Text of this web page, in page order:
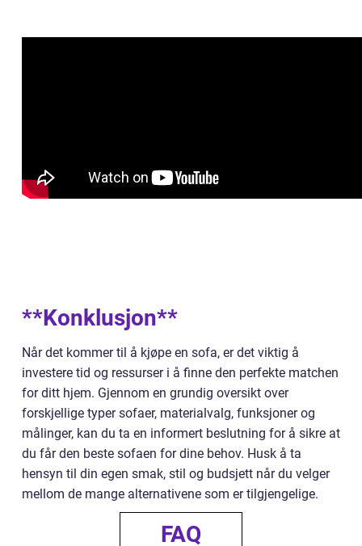
**Konklusjon**
Når det kommer til å kjøpe en sofa, er det viktig å
investere tid og ressurser i å finne den perfekte matchen
for ditt hjem. Gjennom en grundig oversikt over
forskjellige typer sofaer, materialvalg, funksjoner og
målinger, kan du ta en informert beslutning for å sikre at
du får den beste sofaen for dine behov. Husk å ta
hensyn til din egen smak, stil og budsjett når du velger
mellom de mange alternativene som er tilgjengelige.
FAQ